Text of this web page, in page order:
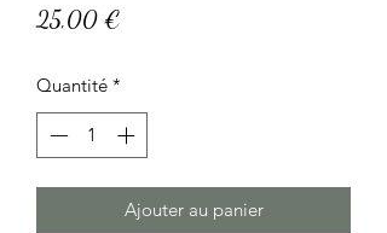
25,00 €
Quantité *
Ajouter au panier